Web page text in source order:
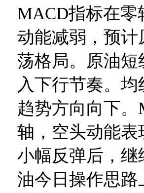
MACD指标在零
动能减弱，预
荡格局。原油
入下行节奏。
趋势方向向下
轴，空头动能
小幅反弹后，
油今日操作思